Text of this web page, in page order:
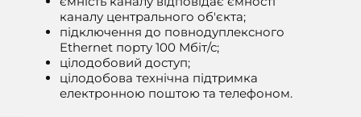
каналу центрального об'єкта;
підключення до повнодуплексного
Ethernet порту 100 Мбіт/с;
цілодобовий доступ;
цілодобова технічна підтримка
електронною поштою та телефоном.